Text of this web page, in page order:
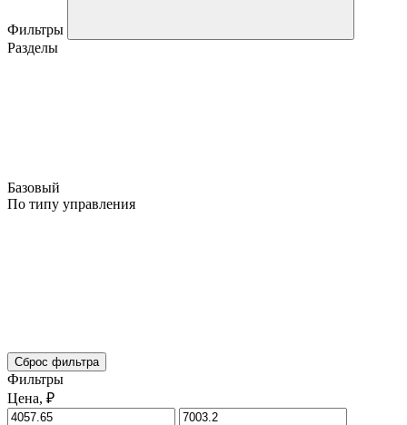
Фильтры
Разделы
Базовый
По типу управления
Сброс фильтра
Фильтры
Цена, ₽